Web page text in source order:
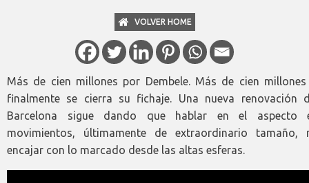
VOLVER HOME
Más de cien millones por Dembele. Más de cien
finalmente se cierra su fichaje. Una nueva renovación
Barcelona sigue dando que hablar en el aspecto
movimientos, últimamente de extraordinario tamaño,
encajar con lo marcado desde las altas esferas.